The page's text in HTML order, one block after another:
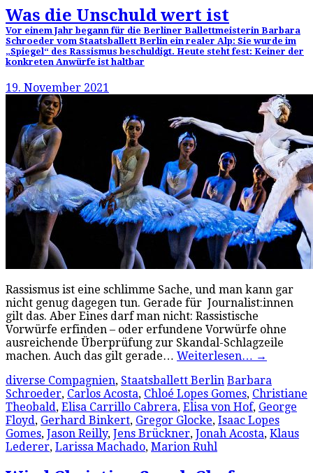
Was die Unschuld wert ist
Vor einem Jahr begann für die Berliner Ballettmeisterin Barbara
Schroeder vom Staatsballett Berlin ein realer Alp: Sie wurde im
„Spiegel“ des Rassismus beschuldigt. Heute steht fest: Keiner der
konkreten Anwürfe ist haltbar
19. November 2021
Rassismus ist eine schlimme Sache, und man kann gar
nicht genug dagegen tun. Gerade für Journalist:innen
gilt das. Aber Eines darf man nicht: Rassistische
Vorwürfe erfinden – oder erfundene Vorwürfe ohne
ausreichende Überprüfung zur Skandal-Schlagzeile
machen. Auch das gilt gerade… Weiterlesen… →
diverse Compagnien, Staatsballett Berlin Barbara
Schroeder, Carlos Acosta, Chloé Lopes Gomes, Christiane
Theobald, Elisa Carrillo Cabrera, Elisa von Hof, George
Floyd, Gerhard Binkert, Gregor Glocke, Isaac Lopes
Gomes, Jason Reilly, Jens Brückner, Jonah Acosta, Klaus
Lederer, Larissa Machado, Marion Ruhl